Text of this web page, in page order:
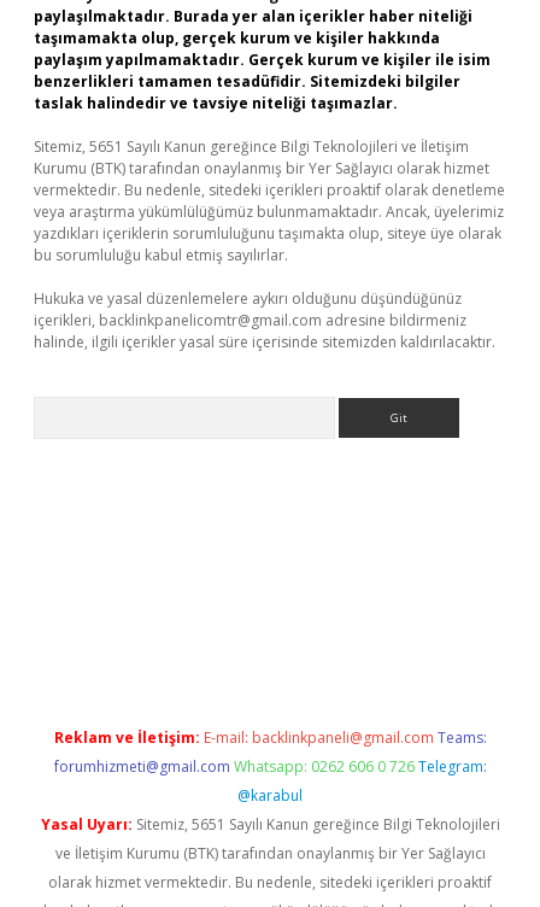
paylaşılmaktadır. Burada yer alan içerikler haber niteliği
taşımamakta olup, gerçek kurum ve kişiler hakkında
paylaşım yapılmamaktadır. Gerçek kurum ve kişiler ile isim
benzerlikleri tamamen tesadüfidir. Sitemizdeki bilgiler
taslak halindedir ve tavsiye niteliği taşımazlar.
Sitemiz, 5651 Sayılı Kanun gereğince Bilgi Teknolojileri ve İletişim
Kurumu (BTK) tarafından onaylanmış bir Yer Sağlayıcı olarak hizmet
vermektedir. Bu nedenle, sitedeki içerikleri proaktif olarak denetleme
veya araştırma yükümlülüğümüz bulunmamaktadır. Ancak, üyelerimiz
yazdıkları içeriklerin sorumluluğunu taşımakta olup, siteye üye olarak
bu sorumluluğu kabul etmiş sayılırlar.
Hukuka ve yasal düzenlemelere aykırı olduğunu düşündüğünüz
içerikleri, backlinkpanelicomtr@gmail.com adresine bildirmeniz
halinde, ilgili içerikler yasal süre içerisinde sitemizden kaldırılacaktır.
Reklam ve İletişim: E-mail: backlinkpaneli@gmail.com Teams:
forumhizmeti@gmail.com Whatsapp: 0262 606 0 726 Telegram:
@karabul
Yasal Uyarı: Sitemiz, 5651 Sayılı Kanun gereğince Bilgi Teknolojileri
ve İletişim Kurumu (BTK) tarafından onaylanmış bir Yer Sağlayıcı
olarak hizmet vermektedir. Bu nedenle, sitedeki içerikleri proaktif